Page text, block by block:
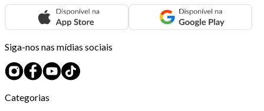
Siga-nos nas mídias sociais
Categorias